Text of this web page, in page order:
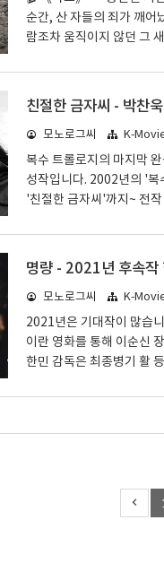
순간, 산 자들의 죄가 깨어
람조차 움직이지 않던 그
일이고,믿음을 시험하는
거운 질문으로 시작된다.
이 깨어나는가.🧭 픽션과
되던 풍수 개장,그리고 무
는다.조선 후기, 정치적 이
친절한 금자씨 - 박찬
모노로그씨 K-
복수 트롤로지의 마지막
성작입니다. 2002년의 '
'친절한 금자씨'까지~ 전
제 월드스타 감독의 대열
2005년 07월 29일 개봉하
도 합니다. 이전 작들과는
이 영화 제목인 '친절한 금
모범적이고 성실한 교도
명량 - 2021년 후속작
모노로그씨 K-
2021년은 기대작이 많습
이란 영화를 통해 이순신
한민 감독은 최종병기 활
나19라는 변수가 있긴 하